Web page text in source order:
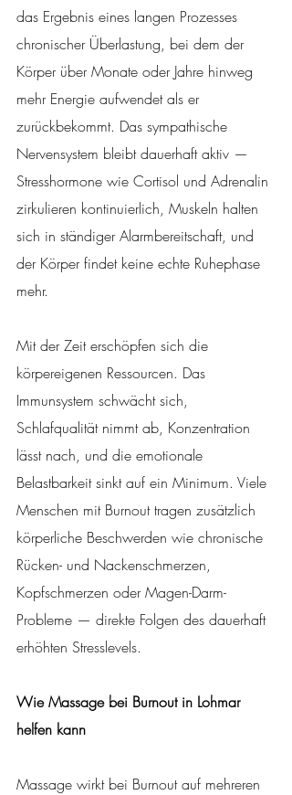
das Ergebnis eines langen Prozesses
chronischer Überlastung, bei dem der
Körper über Monate oder Jahre hinweg
mehr Energie aufwendet als er
zurückbekommt. Das sympathische
Nervensystem bleibt dauerhaft aktiv —
Stresshormone wie Cortisol und Adrenalin
zirkulieren kontinuierlich, Muskeln halten
sich in ständiger Alarmbereitschaft, und
der Körper findet keine echte Ruhephase
mehr.
Mit der Zeit erschöpfen sich die
körpereigenen Ressourcen. Das
Immunsystem schwächt sich,
Schlafqualität nimmt ab, Konzentration
lässt nach, und die emotionale
Belastbarkeit sinkt auf ein Minimum. Viele
Menschen mit Burnout tragen zusätzlich
körperliche Beschwerden wie chronische
Rücken- und Nackenschmerzen,
Kopfschmerzen oder Magen-Darm-
Probleme — direkte Folgen des dauerhaft
erhöhten Stresslevels.
Wie Massage bei Burnout in Lohmar
helfen kann
Massage wirkt bei Burnout auf mehreren